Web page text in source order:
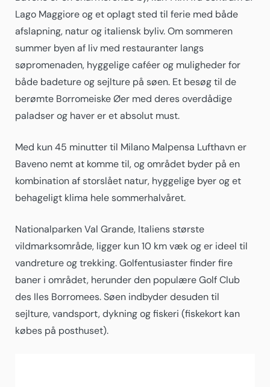
Lago Maggiore og et oplagt sted til ferie med både
afslapning, natur og italiensk byliv. Om sommeren
summer byen af liv med restauranter langs
søpromenaden, hyggelige caféer og muligheder for
både badeture og sejlture på søen. Et besøg til de
berømte Borromeiske Øer med deres overdådige
paladser og haver er et absolut must.
Med kun 45 minutter til Milano Malpensa Lufthavn er
Baveno nemt at komme til, og området byder på en
kombination af storslået natur, hyggelige byer og et
behageligt klima hele sommerhalvåret.
Nationalparken Val Grande, Italiens største
vildmarksområde, ligger kun 10 km væk og er ideel til
vandreture og trekking. Golfentusiaster finder fire
baner i området, herunder den populære Golf Club
des Iles Borromees. Søen indbyder desuden til
sejlture, vandsport, dykning og fiskeri (fiskekort kan
købes på posthuset).